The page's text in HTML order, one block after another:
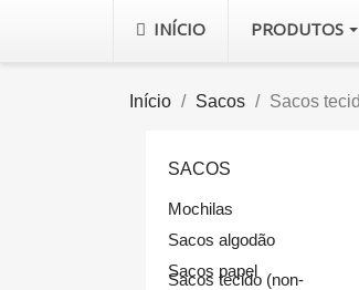
INÍCIO PRODUTOS
Início Sacos Sacos
SACOS
Mochilas
Sacos algodão
Sacos papel
Sacos tecido (non-